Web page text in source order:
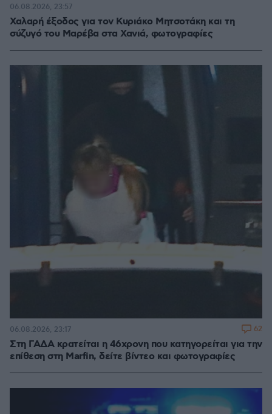
Χαλαρή έξοδος για τον Κυριάκο Μητσοτάκη και τη
σύζυγό του Μαρέβα στα Χανιά, φωτογραφίες
06.08.2026, 23:57
Στη ΓΑΔΑ κρατείται η 46χρονη που κατηγορείται για την
επίθεση στη Marfin, δείτε βίντεο και φωτογραφίες
06.08.2026, 23:17 62